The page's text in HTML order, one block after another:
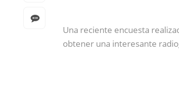
Una reciente encuesta
obtener una interesante